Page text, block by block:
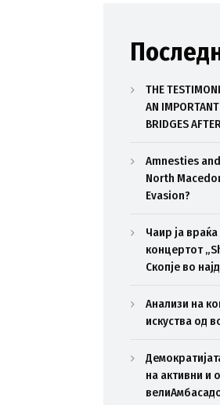
THE
AN
BRIDGES
Amnesties
North
Evasion?
Чаир ја
концертот
Скопје во
Анализи на
искуства од
на активни и